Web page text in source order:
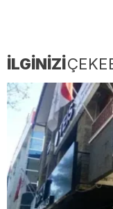
İLGİNİZİ